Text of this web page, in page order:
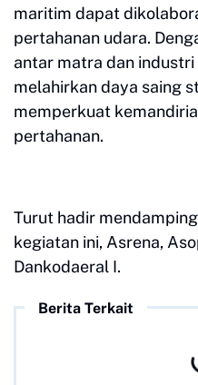
maritim dapat
pertahanan udara.
antar matra dan
melahirkan daya saing
memperkuat
pertahanan.
Turut hadir
kegiatan ini, Asrena,
Dankodaeral I.
Berita Terkait